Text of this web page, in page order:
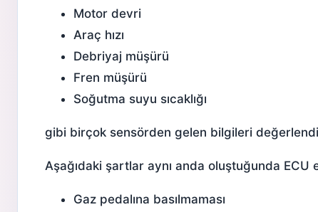
Motor devri
Araç hızı
Debriyaj müşürü
Fren müşürü
Soğutma suyu sıcaklığı
gibi birçok sensörden gelen bilgileri
Aşağıdaki şartlar aynı anda oluştuğunda ECU
Gaz pedalına basılmaması